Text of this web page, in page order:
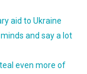
aid to Ukraine
and say a lot
even more of